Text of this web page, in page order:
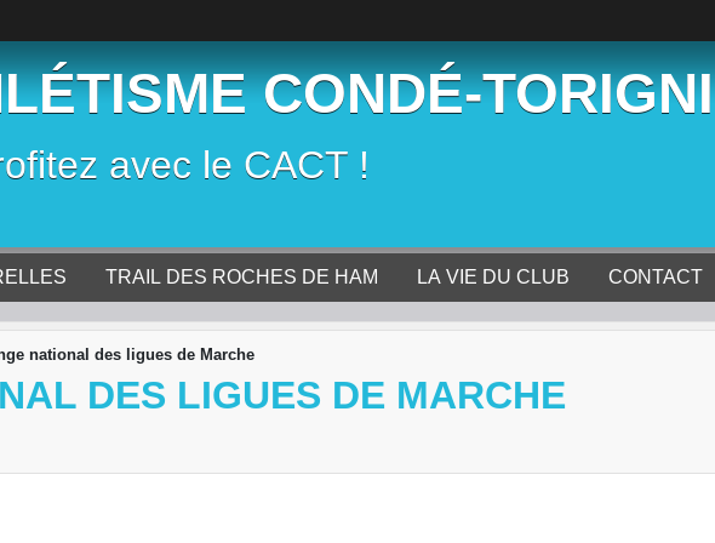
CONDÉ-TORIGNI
avec le CACT !
TRAIL DES ROCHES DE HAM LA VIE DU CLUB CONTACT
national des ligues de Marche
DES LIGUES DE MARCHE